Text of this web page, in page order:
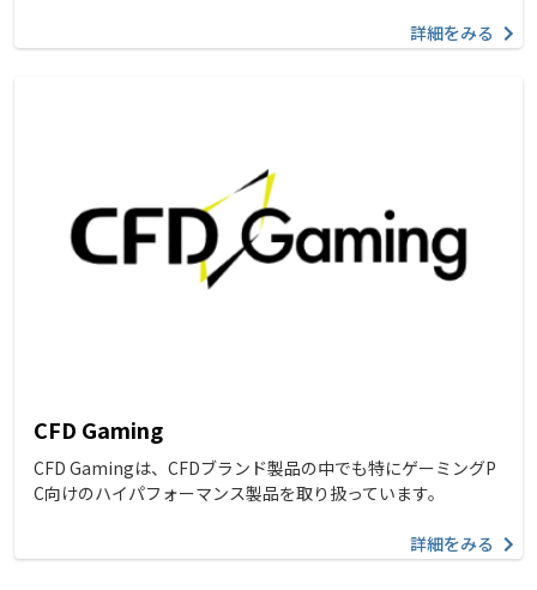
詳細をみる
CFD Gaming
CFD Gamingは、CFDブランド製品の中でも特にゲーミングP
C向けのハイパフォーマンス製品を取り扱っています。
詳細をみる